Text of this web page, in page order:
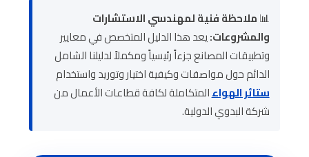
📊ملاحظة فنية لمهندسي الاستشارات
والمشروعات:يعد هذا الدليل المتخصص في معايير
وتطبيقات المصانع جزءاً رئيسياً ومكملاً لدليلنا الشامل
الدائم حول مواصفات وكيفية اختيار وتوريد واستخدام
ستائر الهواءالمتكاملة لكافة قطاعات الأعمال من
شركة البدوي الدولية.